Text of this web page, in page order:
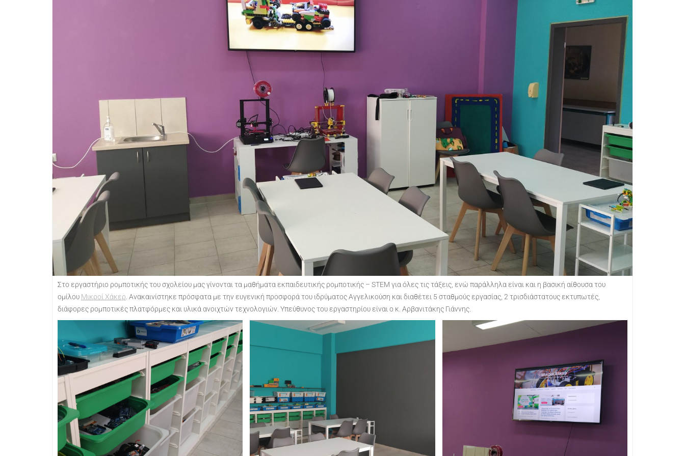
Στο εργαστήριο ρομποτικής του σχολείου μας γίνονται τα μαθήματα εκπαιδευτικής ρομποτικής – STEM για όλες τις τάξεις, ενώ παράλληλα είναι και η βασική αίθουσα του
ομίλου Μικροί Χάκερ. Ανακαινίστηκε πρόσφατα με την ευγενική προσφορά του ιδρύματος Αγγελικούση και διαθέτει 5 σταθμούς εργασίας, 2 τρισδιάστατους εκτυπωτές,
διάφορες ρομποτικές πλατφόρμες και υλικά ανοιχτών τεχνολογιών. Υπεύθυνος του εργαστηρίου είναι ο κ. Αρβανιτάκης Γιάννης.